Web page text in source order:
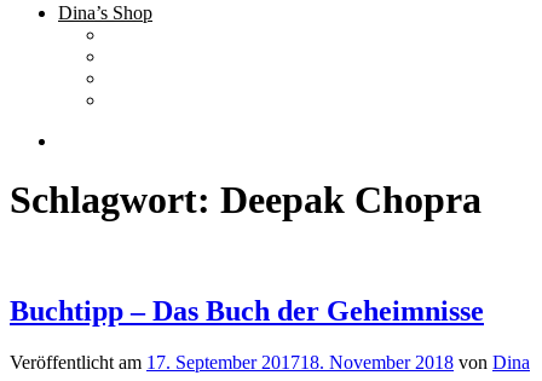
Dina’s Shop
Schlagwort: Deepak Chopra
Buchtipp – Das Buch der Geheimnisse
Veröffentlicht am 17. September 201718. November 2018 von Dina